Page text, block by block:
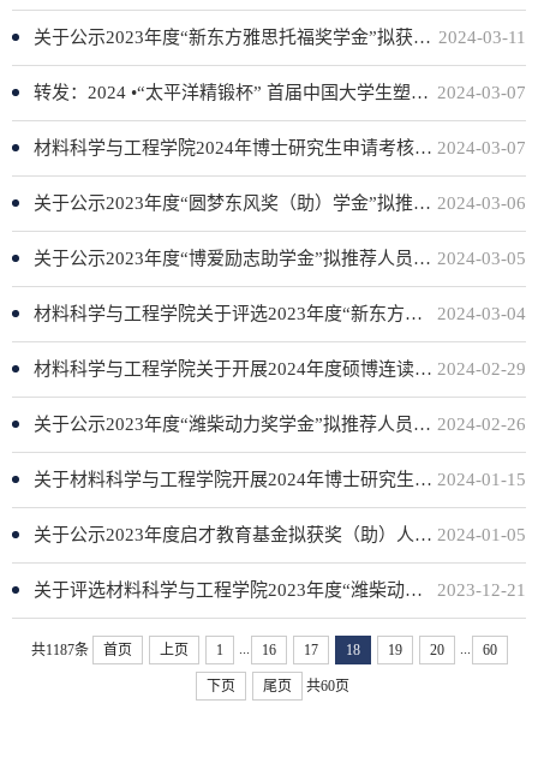
2024-03-11
关于公示2023年度“新东方雅思托福奖学金”拟获奖人员名单的通知
2024-03-07
转发：2024 •“太平洋精锻杯” 首届中国大学生塑性工程创新创意大赛
2024-03-07
材料科学与工程学院2024年博士研究生申请考核制入围名单公示
2024-03-06
关于公示2023年度“圆梦东风奖（助）学金”拟推荐人员名单的通知
2024-03-05
关于公示2023年度“博爱励志助学金”拟推荐人员名单的通知
2024-03-04
材料科学与工程学院关于评选2023年度“新东方雅思托福奖学金”的通知
2024-02-29
材料科学与工程学院关于开展2024年度硕博连读研究生推荐选拔工作的通知
2024-02-26
关于公示2023年度“潍柴动力奖学金”拟推荐人员名单的通知
2024-01-15
关于材料科学与工程学院开展2024年博士研究生招生申请考核制的通知
2024-01-05
关于公示2023年度启才教育基金拟获奖（助）人员名单的通知
2023-12-21
关于评选材料科学与工程学院2023年度“潍柴动力奖学金”的通知
共1187条 首页 上页 1 16 17 18 19 20 60
下页 尾页 共60页